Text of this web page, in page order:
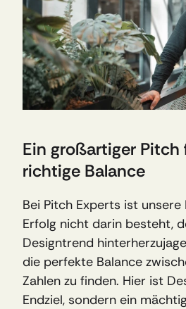
Ein großartiger
richtige Balance
Bei Pitch Experts ist unsere
Erfolg nicht darin besteht,
Designtrend
die perfekte Balance
Zahlen zu finden. Hier ist
Endziel, sondern ein